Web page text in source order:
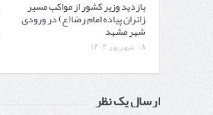
بازدید وزیر کشور از مواکب مسیر
زائران پیاده امام رضا(ع) در ورودی
شهر مشهد
۰۸ شهریور ۱۴۰۳
ارسال یک نظر